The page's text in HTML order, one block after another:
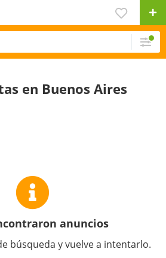
en Buenos Aires
anuncios
búsqueda y vuelve a intentarlo.